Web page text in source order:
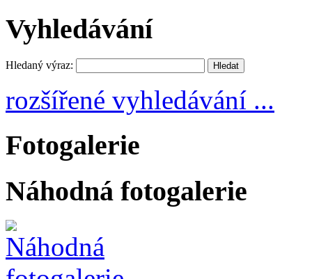
Vyhledávání
Hledaný výraz:
rozšířené vyhledávání ...
Fotogalerie
Náhodná fotogalerie